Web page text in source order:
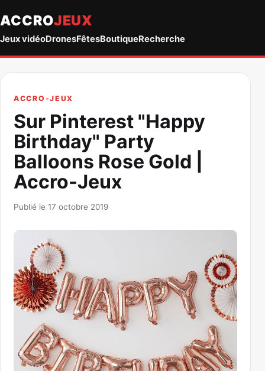
ACCROJEUX
Jeux vidéoDronesFêtesBoutiqueRecherche
ACCRO-JEUX
Sur Pinterest "Happy
Birthday" Party
Balloons Rose Gold |
Accro-Jeux
Publié le 17 octobre 2019